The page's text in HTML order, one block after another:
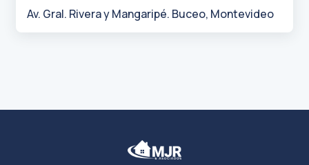
Av. Gral. Rivera y Mangaripé. Buceo, Montevideo